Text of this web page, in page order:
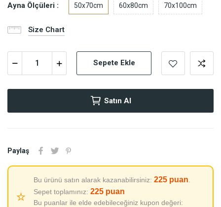
Ayna Ölçüleri : 50x70cm 60x80cm 70x100cm
Size Chart
Sepete Ekle
Satın Al
Paylaş
⭐
Bu ürünü satın alarak kazanabilirsiniz: 225 puan
Sepet toplamınız: 225 puan
Bu puanlar ile elde edebileceğiniz kupon değeri: